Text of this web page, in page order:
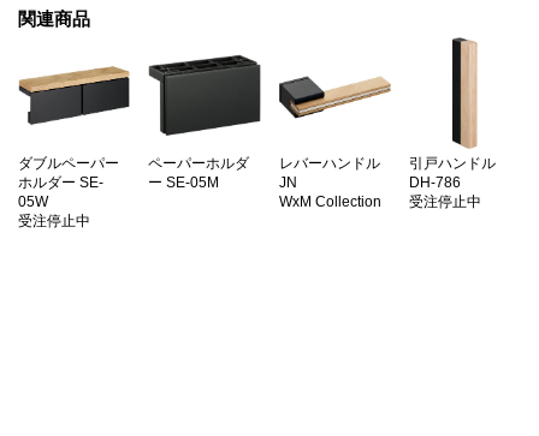
関連商品
ダブルペーパー
ホルダー SE-
05W
受注停止中
ペーパーホルダ
ー SE-05M
レバーハンドル
JN
WxM Collection
引戸ハンドル
DH-786
受注停止中